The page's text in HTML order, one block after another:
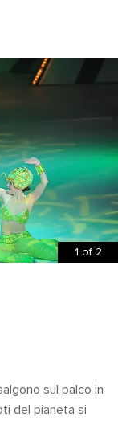
1 of 2
sul palco in
del pianeta si